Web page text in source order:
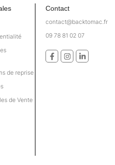
de reprise
de Vente
Contact
contact@backtomac.fr
09 78 81 02 07